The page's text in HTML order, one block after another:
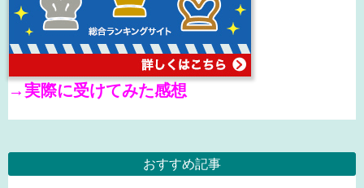
→実際に受けてみた感想
おすすめ記事